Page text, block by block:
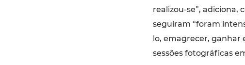
realizou-se”, adiciona,
seguiram “foram
lo, emagrecer, ganhar
sessões fotográficas